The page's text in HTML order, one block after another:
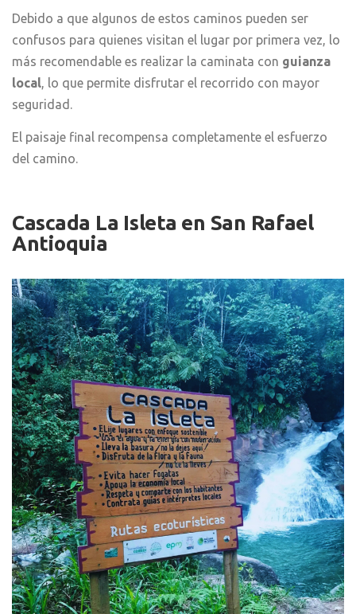
Debido a que algunos de estos caminos pueden ser
confusos para quienes visitan el lugar por primera vez, lo
más recomendable es realizar la caminata con guianza
local, lo que permite disfrutar el recorrido con mayor
seguridad.
El paisaje final recompensa completamente el esfuerzo
del camino.
Cascada La Isleta en San Rafael
Antioquia